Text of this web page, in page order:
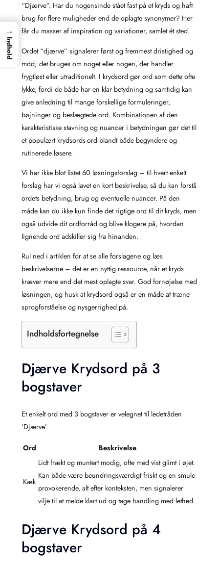
“Djærve”. Har du nogensinde stået fast på et kryds og haft
brug for flere muligheder end de oplagte synonymer? Her
får du masser af inspiration og variationer, samlet ét sted.
Ordet “djærve” signalerer først og fremmest dristighed og
mod; det bruges om noget eller nogen, der handler
frygtløst eller utraditionelt. I krydsord gør ord som dette ofte
lykke, fordi de både har en klar betydning og samtidig kan
give anledning til mange forskellige formuleringer,
bøjninger og beslægtede ord. Kombinationen af den
karakteristiske stavning og nuancer i betydningen gør det til
et populært krydsords‑ord blandt både begyndere og
rutinerede løsere.
Vi har ikke blot listet 60 løsningsforslag – til hvert enkelt
forslag har vi også lavet en kort beskrivelse, så du kan forstå
ordets betydning, brug og eventuelle nuancer. På den
måde kan du ikke kun finde det rigtige ord til dit kryds, men
også udvide dit ordforråd og blive klogere på, hvordan
lignende ord adskiller sig fra hinanden.
Rul ned i artiklen for at se alle forslagene og læs
beskrivelserne – det er en nyttig ressource, når et kryds
kræver mere end det mest oplagte svar. God fornøjelse med
løsningen, og husk at krydsord også er en måde at træne
sprogforståelse og nysgerrighed på.
Indholdsfortegnelse
Djærve Krydsord på 3
bogstaver
Et enkelt ord med 3 bogstaver er velegnet til ledetråden
‘Djærve’.
Ord Beskrivelse
Kæk
Lidt frækt og muntert modig, ofte med vist glimt i øjet.
Kan både være beundringsværdigt friskt og en smule
provokerende, alt efter konteksten, men signalerer
vilje til at melde klart ud og tage handling med lethed.
Djærve Krydsord på 4
bogstaver
→
Indhold